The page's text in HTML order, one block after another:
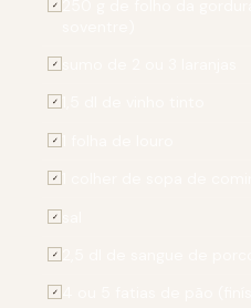
✓
✓
✓
✓
✓
✓
✓
✓